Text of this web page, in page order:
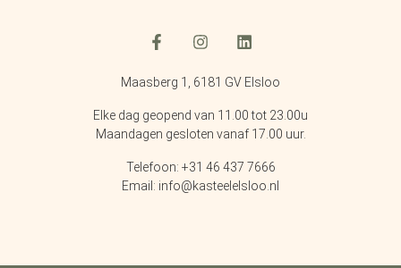
Maasberg 1, 6181 GV Elsloo
Elke dag geopend van 11.00 tot 23.00u
Maandagen gesloten vanaf 17.00 uur.
Telefoon: +31 46 437 7666
Email: info@kasteelelsloo.nl